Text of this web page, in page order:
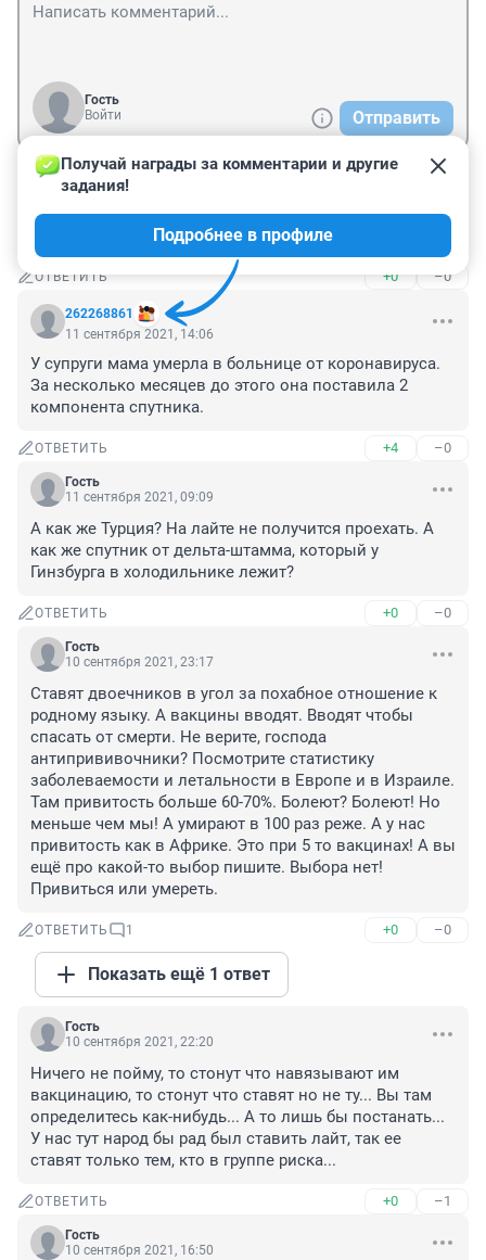
Гость
Войти
Отправить
Гость
Это не правда ! Привитые не заражают никого !
ОТВЕТИТЬ +0 –0
262268861
Получай награды за комментарии и другие
задания!
Подробнее в профиле
11 сентября 2021, 14:06
У супруги мама умерла в больнице от коронавируса.
За несколько месяцев до этого она поставила 2
компонента спутника.
ОТВЕТИТЬ +4 –0
Гость
11 сентября 2021, 09:09
А как же Турция? На лайте не получится проехать. А
как же спутник от дельта-штамма, который у
Гинзбурга в холодильнике лежит?
ОТВЕТИТЬ +0 –0
Гость
10 сентября 2021, 23:17
Ставят двоечников в угол за похабное отношение к
родному языку. А вакцины вводят. Вводят чтобы
спасать от смерти. Не верите, господа
антипрививочники? Посмотрите статистику
заболеваемости и летальности в Европе и в Израиле.
Там привитость больше 60-70%. Болеют? Болеют! Но
меньше чем мы! А умирают в 100 раз реже. А у нас
привитость как в Африке. Это при 5 то вакцинах! А вы
ещё про какой-то выбор пишите. Выбора нет!
Привиться или умереть.
ОТВЕТИТЬ 1 +0 –0
Показать ещё 1 ответ
Гость
10 сентября 2021, 22:20
Ничего не пойму, то стонут что навязывают им
вакцинацию, то стонут что ставят но не ту... Вы там
определитесь как-нибудь... А то лишь бы постанать...
У нас тут народ бы рад был ставить лайт, так ее
ставят только тем, кто в группе риска...
ОТВЕТИТЬ +0 –1
Гость
10 сентября 2021, 16:50